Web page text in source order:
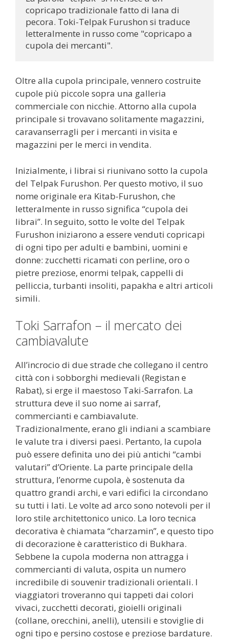
copricapo tradizionale fatto di lana di
pecora. Toki-Telpak Furushon si traduce
letteralmente in russo come "copricapo a
cupola dei mercanti".
Oltre alla cupola principale, vennero costruite
cupole più piccole sopra una galleria
commerciale con nicchie. Attorno alla cupola
principale si trovavano solitamente magazzini,
caravanserragli per i mercanti in visita e
magazzini per le merci in vendita.
Inizialmente, i librai si riunivano sotto la cupola
del Telpak Furushon. Per questo motivo, il suo
nome originale era Kitab-Furushon, che
letteralmente in russo significa “cupola dei
librai”. In seguito, sotto le volte del Telpak
Furushon iniziarono a essere venduti copricapi
di ogni tipo per adulti e bambini, uomini e
donne: zucchetti ricamati con perline, oro o
pietre preziose, enormi telpak, cappelli di
pelliccia, turbanti insoliti, papakha e altri articoli
simili.
Toki Sarrafon – il mercato dei
cambiavalute
All’incrocio di due strade che collegano il centro
città con i sobborghi medievali (Registan e
Rabat), si erge il maestoso Taki-Sarrafon. La
struttura deve il suo nome ai sarraf,
commercianti e cambiavalute.
Tradizionalmente, erano gli indiani a scambiare
le valute tra i diversi paesi. Pertanto, la cupola
può essere definita uno dei più antichi “cambi
valutari” d’Oriente. La parte principale della
struttura, l’enorme cupola, è sostenuta da
quattro grandi archi, e vari edifici la circondano
su tutti i lati. Le volte ad arco sono notevoli per il
loro stile architettonico unico. La loro tecnica
decorativa è chiamata “charzamin”, e questo tipo
di decorazione è caratteristico di Bukhara.
Sebbene la cupola moderna non attragga i
commercianti di valuta, ospita un numero
incredibile di souvenir tradizionali orientali. I
viaggiatori troveranno qui tappeti dai colori
vivaci, zucchetti decorati, gioielli originali
(collane, orecchini, anelli), utensili e stoviglie di
ogni tipo e persino costose e preziose bardature.